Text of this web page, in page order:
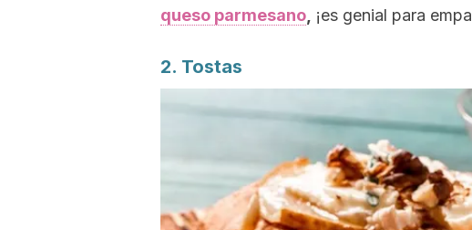
queso parmesano ¡es genial para
2. Tostas